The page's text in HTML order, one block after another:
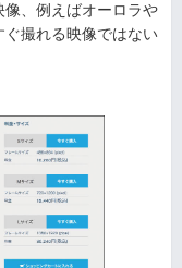
像、例えばオーロラや
ぐ撮れる映像ではない